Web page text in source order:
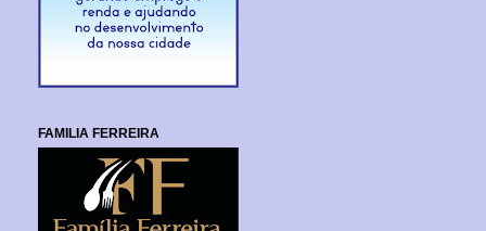
FAMILIA FERREIRA